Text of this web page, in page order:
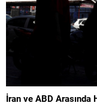
İran ve ABD